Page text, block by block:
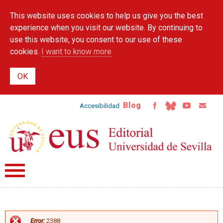
main
content
This website uses cookies to help us give you the best
experience when you visit our website. By continuing to
use this website, you consent to our use of these
cookies. I want to know more
Accesibilidad Blog
Error:2388